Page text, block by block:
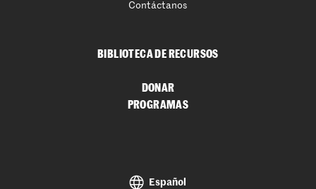
Contáctanos
BIBLIOTECA DE RECURSOS
DONAR
PROGRAMAS
Español